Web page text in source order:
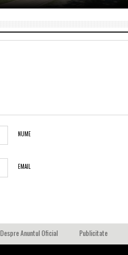
NUME
EMAIL
Despre Anuntul Oficial Publicitate